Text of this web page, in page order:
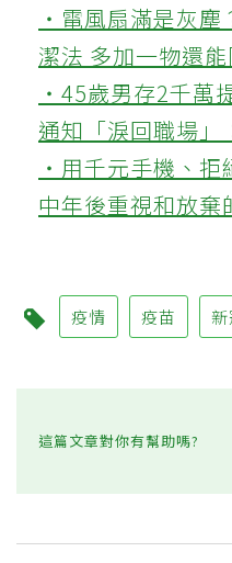
‧電風扇滿是灰塵
潔法 多加一物還
‧45歲男存2千萬
通知「淚回職場」
‧用千元手機、拒
中年後重視和放棄
疫情 疫苗 新
這篇文章對你有幫助嗎?